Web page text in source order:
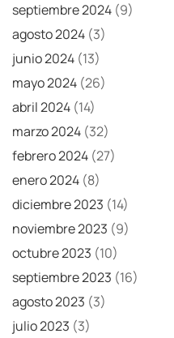
septiembre 2024 (9)
agosto 2024 (3)
junio 2024 (13)
mayo 2024 (26)
abril 2024 (14)
marzo 2024 (32)
febrero 2024 (27)
enero 2024 (8)
diciembre 2023 (14)
noviembre 2023 (9)
octubre 2023 (10)
septiembre 2023 (16)
agosto 2023 (3)
julio 2023 (3)